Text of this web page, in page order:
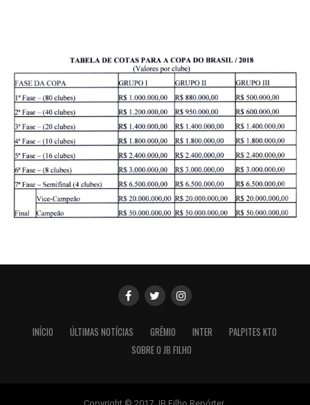
INÍCIO ÚLTIMAS NOTÍCIAS GRÊMIO INTER
PALPITES KTO
SOBRE O JB FILHO